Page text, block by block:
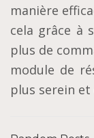
manière
cela grâce à
plus de
module de
plus serein